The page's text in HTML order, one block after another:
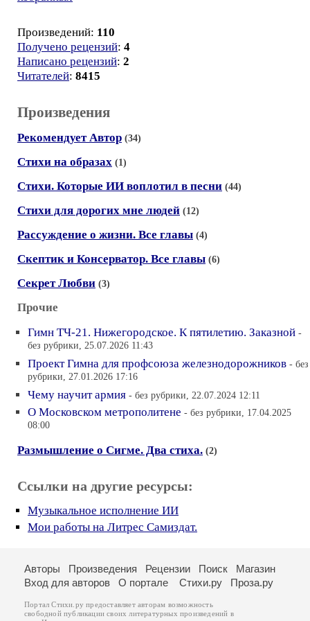
Произведений: 110
Получено рецензий: 4
Написано рецензий: 2
Читателей: 8415
Произведения
Рекомендует Автор (34)
Стихи на образах (1)
Стихи. Которые ИИ воплотил в песни (44)
Стихи для дорогих мне людей (12)
Рассуждение о жизни. Все главы (4)
Скептик и Консерватор. Все главы (6)
Секрет Любви (3)
Прочие
Гимн ТЧ-21. Нижегородское. К пятилетию. Заказной -
без рубрики, 25.07.2026 11:43
Проект Гимна для профсоюза железнодорожников - без
рубрики, 27.01.2026 17:16
Чему научит армия - без рубрики, 22.07.2024 12:11
О Московском метрополитене - без рубрики, 17.04.2025
08:00
Размышление о Сигме. Два стиха. (2)
Ссылки на другие ресурсы:
Музыкальное исполнение ИИ
Мои работы на Литрес Самиздат.
Авторы Произведения Рецензии Поиск
Магазин
Вход для авторов
О портале Стихи.ру Проза.ру
Портал Стихи.ру предоставляет авторам возможность
свободной публикации своих литературных произведений в